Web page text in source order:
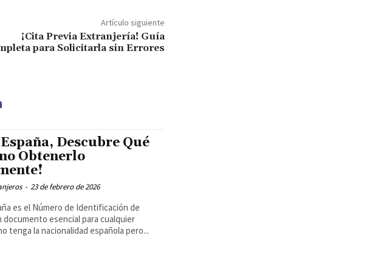
Artículo siguiente
¡Cita Previa Extranjería! Guía
para Solicitarla sin Errores
Descubre Qué
Obtenerlo
- 23 de febrero de 2026
es el Número de Identificación de
documento esencial para cualquier
tenga la nacionalidad española pero...